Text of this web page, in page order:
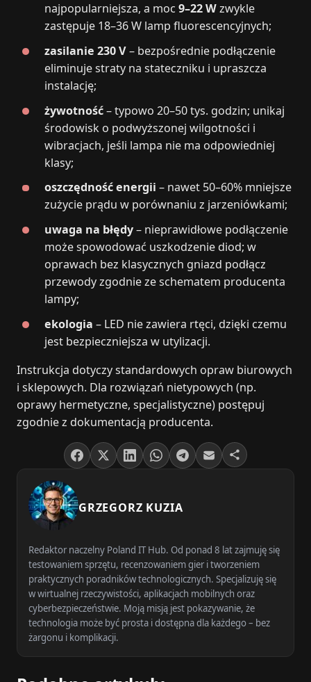
najpopularniejsza, a moc9–22 Wzwykle
zastępuje 18–36 W lamp fluorescencyjnych;
zasilanie 230 V– bezpośrednie podłączenie
eliminuje straty na stateczniku i upraszcza
instalację;
żywotność– typowo 20–50 tys. godzin; unikaj
środowisk o podwyższonej wilgotności i
wibracjach, jeśli lampa nie ma odpowiedniej
klasy;
oszczędność energii – nawet 50–60% mniejsze
zużycie prądu w porównaniu z jarzeniówkami;
uwaga na błędy– nieprawidłowe podłączenie
może spowodować uszkodzenie diod; w
oprawach bez klasycznych gniazd podłącz
przewody zgodnie ze schematem producenta
lampy;
ekologia – LED nie zawiera rtęci, dzięki czemu
jest bezpieczniejsza w utylizacji.
Instrukcja dotyczy standardowych opraw biurowych
i sklepowych. Dla rozwiązań nietypowych (np.
oprawy hermetyczne, specjalistyczne) postępuj
zgodnie z dokumentacją producenta.
GRZEGORZ KUZIA
Redaktor naczelny Poland IT Hub. Od ponad 8 lat zajmuję się
testowaniem sprzętu, recenzowaniem gier i tworzeniem
praktycznych poradników technologicznych. Specjalizuję się
w wirtualnej rzeczywistości, aplikacjach mobilnych oraz
cyberbezpieczeństwie. Moją misją jest pokazywanie, że
technologia może być prosta i dostępna dla każdego – bez
żargonu i komplikacji.